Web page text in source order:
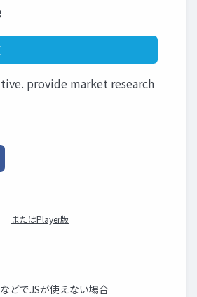
provide market research
またはPlayer版
どでJSが使えない場合